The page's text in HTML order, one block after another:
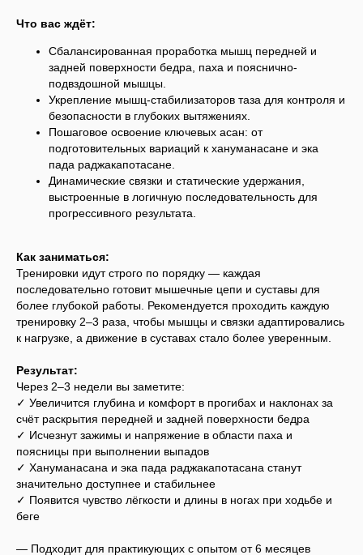
Что вас ждёт:
Сбалансированная проработка мышц передней и
задней поверхности бедра, паха и пояснично-
подвздошной мышцы.
Укрепление мышц-стабилизаторов таза для контроля и
безопасности в глубоких вытяжениях.
Пошаговое освоение ключевых асан: от
подготовительных вариаций к хануманасане и эка
пада раджакапотасане.
Динамические связки и статические удержания,
выстроенные в логичную последовательность для
прогрессивного результата.
Как заниматься:
Тренировки идут строго по порядку — каждая
последовательно готовит мышечные цепи и суставы для
более глубокой работы. Рекомендуется проходить каждую
тренировку 2–3 раза, чтобы мышцы и связки адаптировались
к нагрузке, а движение в суставах стало более уверенным.
Результат:
Через 2–3 недели вы заметите:
✓ Увеличится глубина и комфорт в прогибах и наклонах за
счёт раскрытия передней и задней поверхности бедра
✓ Исчезнут зажимы и напряжение в области паха и
поясницы при выполнении выпадов
✓ Хануманасана и эка пада раджакапотасана станут
значительно доступнее и стабильнее
✓ Появится чувство лёгкости и длины в ногах при ходьбе и
беге
— Подходит для практикующих с опытом от 6 месяцев